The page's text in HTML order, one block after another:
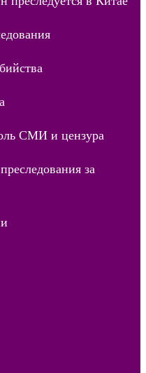
СМИ и цензура
за